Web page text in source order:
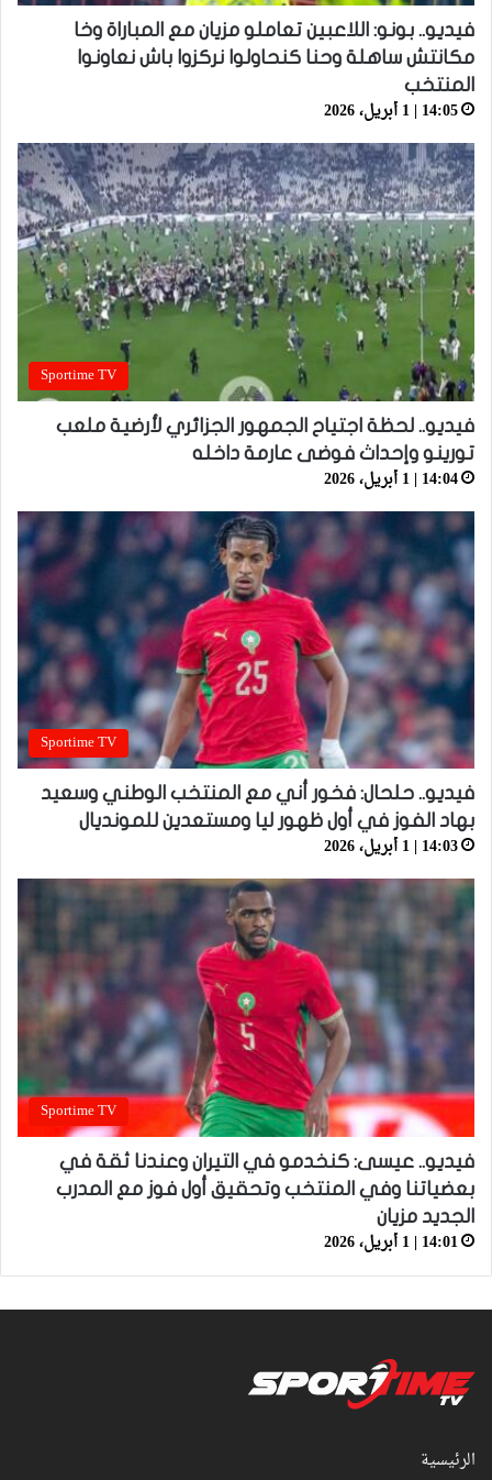
فيديو.. بونو: اللاعبين تعاملو مزيان مع المباراة وخا
مكانتش ساهلة وحنا كنحاولوا نركزوا باش نعاونوا
المنتخب
14:05 | 1 أبريل، 2026
Sportime TV
فيديو.. لحظة اجتياح الجمهور الجزائري لأرضية ملعب
تورينو وإحداث فوضى عارمة داخله
14:04 | 1 أبريل، 2026
Sportime TV
فيديو.. حلحال: فخور أني مع المنتخب الوطني وسعيد
بهاد الفوز في أول ظهور ليا ومستعدين للمونديال
14:03 | 1 أبريل، 2026
Sportime TV
فيديو.. عيسى: كنخدمو في التيران وعندنا ثقة في
بعضياتنا وفي المنتخب وتحقيق أول فوز مع المدرب
الجديد مزيان
14:01 | 1 أبريل، 2026
الرئيسية